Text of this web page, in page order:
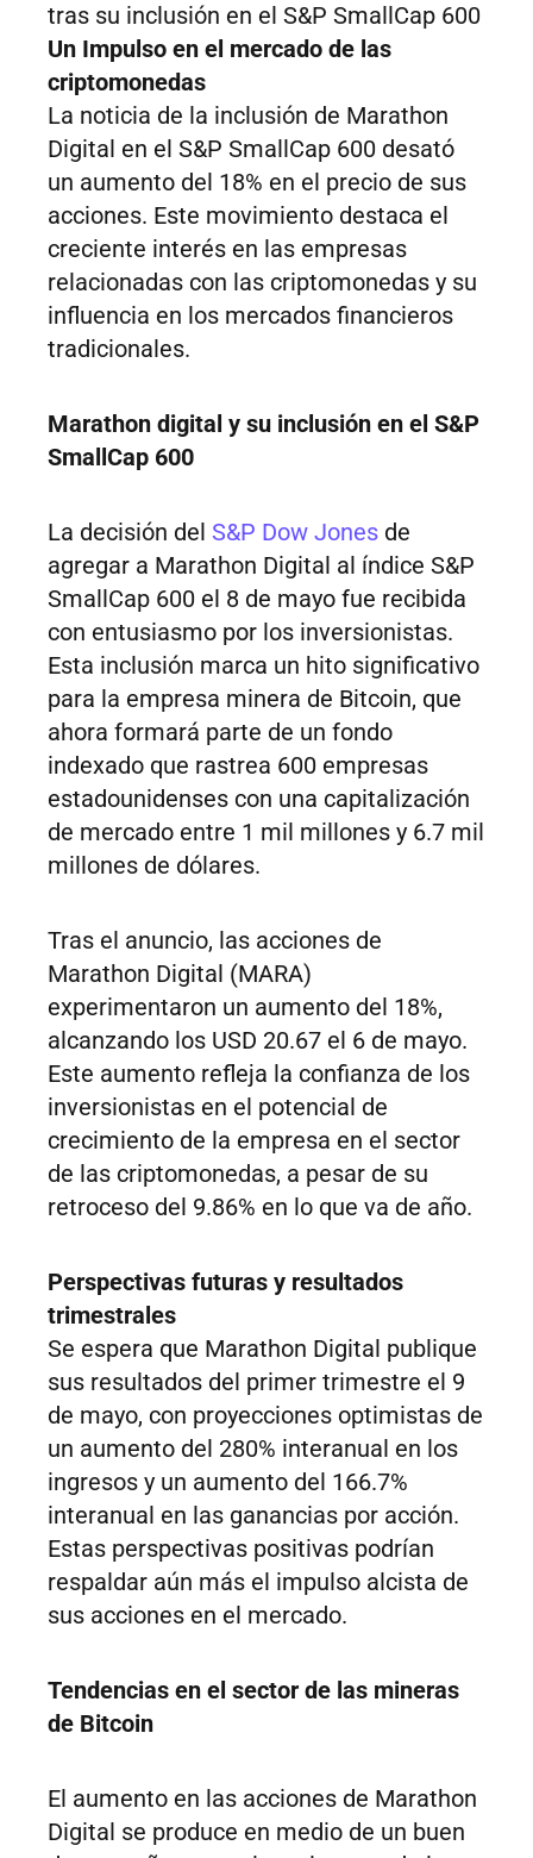
tras su inclusión en el S&P SmallCap 600
Un Impulso en el mercado de las
criptomonedas
La noticia de la inclusión de Marathon
Digital en el S&P SmallCap 600 desató
un aumento del 18% en el precio de sus
acciones. Este movimiento destaca el
creciente interés en las empresas
relacionadas con las criptomonedas y su
influencia en los mercados financieros
tradicionales.
Marathon digital y su inclusión en el S&P
SmallCap 600
La decisión del S&P Dow Jones de
agregar a Marathon Digital al índice S&P
SmallCap 600 el 8 de mayo fue recibida
con entusiasmo por los inversionistas.
Esta inclusión marca un hito significativo
para la empresa minera de Bitcoin, que
ahora formará parte de un fondo
indexado que rastrea 600 empresas
estadounidenses con una capitalización
de mercado entre 1 mil millones y 6.7 mil
millones de dólares.
Tras el anuncio, las acciones de
Marathon Digital (MARA)
experimentaron un aumento del 18%,
alcanzando los USD 20.67 el 6 de mayo.
Este aumento refleja la confianza de los
inversionistas en el potencial de
crecimiento de la empresa en el sector
de las criptomonedas, a pesar de su
retroceso del 9.86% en lo que va de año.
Perspectivas futuras y resultados
trimestrales
Se espera que Marathon Digital publique
sus resultados del primer trimestre el 9
de mayo, con proyecciones optimistas de
un aumento del 280% interanual en los
ingresos y un aumento del 166.7%
interanual en las ganancias por acción.
Estas perspectivas positivas podrían
respaldar aún más el impulso alcista de
sus acciones en el mercado.
Tendencias en el sector de las mineras
de Bitcoin
El aumento en las acciones de Marathon
Digital se produce en medio de un buen